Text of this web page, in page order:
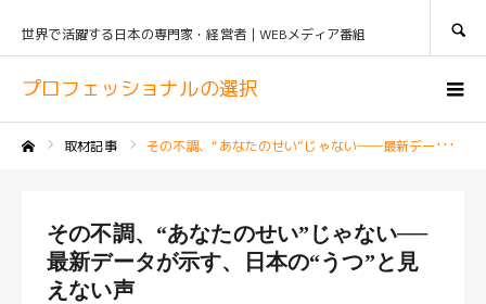
プロフェッショナルの選択
世界で活躍する日本の専門家・経営者｜WEBメディア番組
取材記事 その不調、“あなたのせい”じゃない──最新データが示す、日本の“うつ”と見えない声
その不調、“あなたのせい”じゃない──
最新データが示す、日本の“うつ”と見
えない声